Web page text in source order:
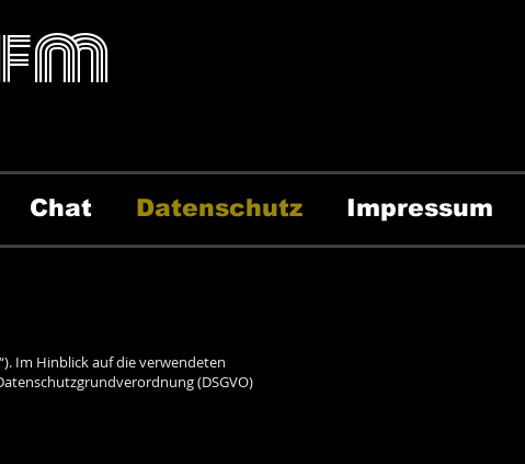
Chat Datenschutz Impressum
Im Hinblick auf die verwendeten
(DSGVO)